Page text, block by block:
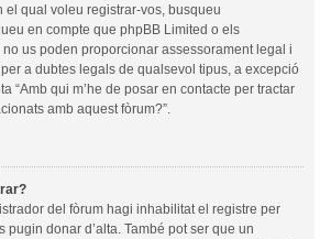
el qual voleu registrar-vos, busqueu
en compte que phpBB Limited o els
no us poden proporcionar assessorament legal i
a dubtes legals de qualsevol tipus, a excepció
“Amb qui m’he de posar en contacte per tractar
amb aquest fòrum?”.
del fòrum hagi inhabilitat el registre per
pugin donar d’alta. També pot ser que un